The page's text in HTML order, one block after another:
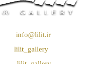
info@lilit.ir
lilit_gallery